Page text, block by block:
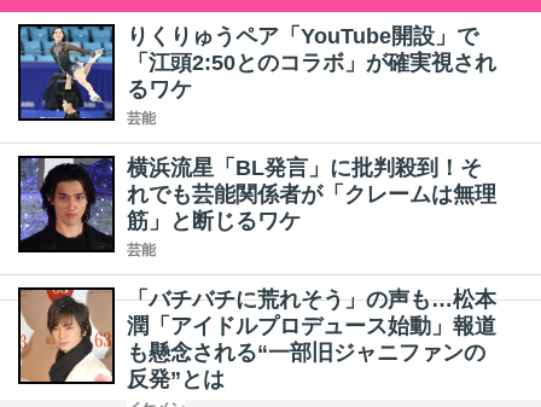
りくりゅうペア「YouTube開設」で
「江頭2:50とのコラボ」が確実視され
るワケ
芸能
横浜流星「BL発言」に批判殺到！そ
れでも芸能関係者が「クレームは無理
筋」と断じるワケ
芸能
「バチバチに荒れそう」の声も…松本
潤「アイドルプロデュース始動」報道
も懸念される“一部旧ジャニファンの
反発”とは